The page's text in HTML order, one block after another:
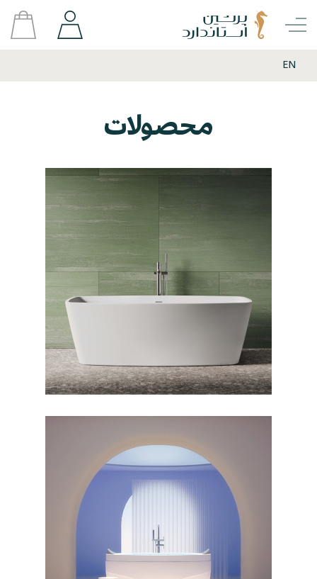
EN
محصولات